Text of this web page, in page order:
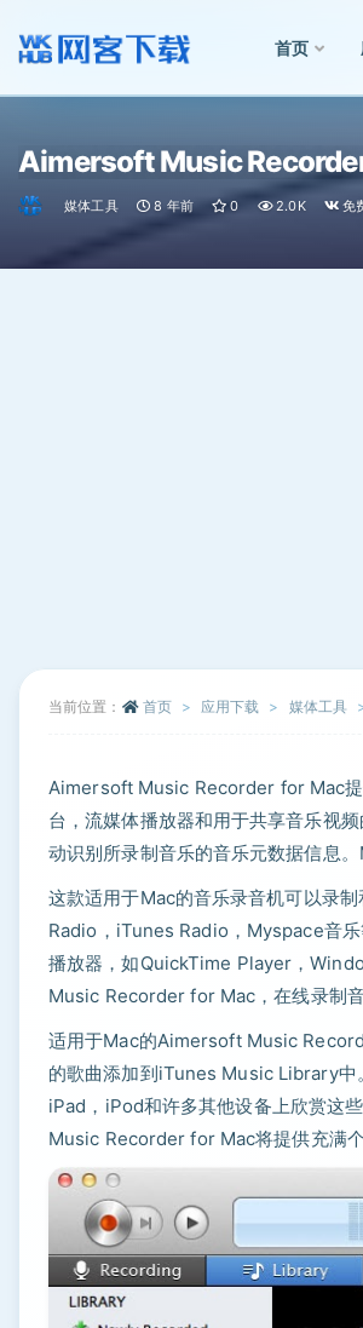
首页
Aimersoft Music
媒体工具 8 年前 0 2.0K 免
当前位置： 首页 应用下载 媒体工具
Aimersoft Music Recorder for Mac提
台，流媒体播放器和用于共享音乐视
动识别所录制音乐的音乐元数据信息
这款适用于Mac的音乐录音机可以录
Radio，iTunes Radio，Myspace音
播放器，如QuickTime Player，
Music Recorder for Mac，在线录制音
适用于Mac的Aimersoft Music
的歌曲添加到iTunes Music Library中
iPad，iPod和许多其他设备上欣赏这
Music Recorder for Mac将提供充满个